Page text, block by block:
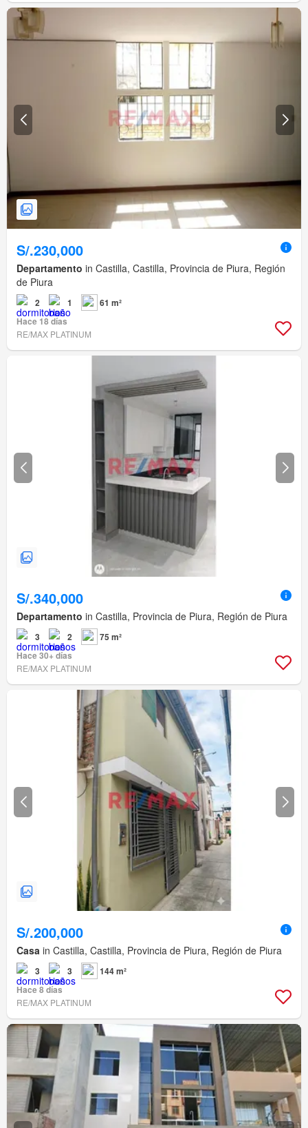
S/.230,000
Departamento in Castilla, Castilla, Provincia de Piura, Región
de Piura
2 1
61 m²
Hace 18 días
RE/MAX PLATINUM
S/.340,000
Departamento in Castilla, Provincia de Piura, Región de Piura
3 2
75 m²
Hace 30+ días
RE/MAX PLATINUM
S/.200,000
Casa in Castilla, Castilla, Provincia de Piura, Región de Piura
3 3
144 m²
Hace 8 días
RE/MAX PLATINUM